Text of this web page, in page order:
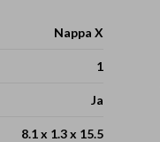
Nappa X
1
Ja
8.1 x 1.3 x 15.5